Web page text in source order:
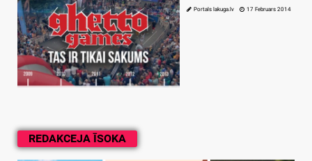
REDAKCEJA ĪSOKA
Portals lakuga.lv 17 Februars 2014